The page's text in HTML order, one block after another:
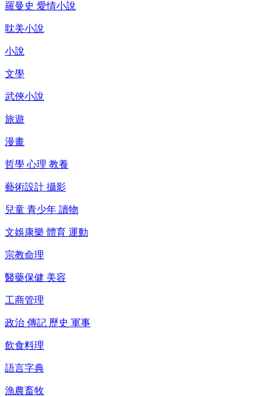
羅曼史 愛情小說
耽美小說
小說
文學
武俠小說
旅遊
漫畫
哲學 心理 教養
藝術設計 攝影
兒童 青少年 讀物
文娛康樂 體育 運動
宗教命理
醫藥保健 美容
工商管理
政治 傳記 歷史 軍事
飲食料理
語言字典
漁農畜牧